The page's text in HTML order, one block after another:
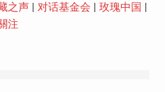
之声| 对话基金会 玫瑰中国
注